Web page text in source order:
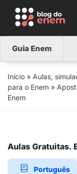
Guia Enem
Início » Aulas,
para o Enem »
Enem
Aulas Gratuitas.
Português